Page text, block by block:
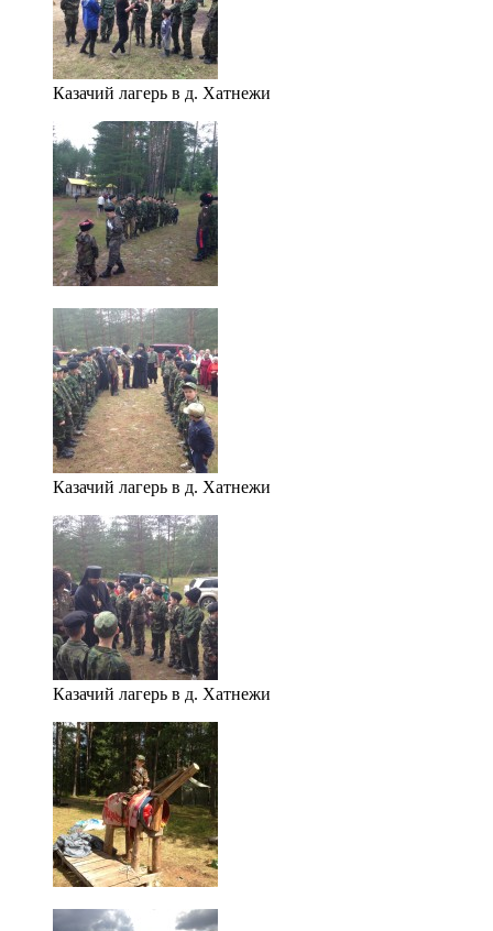
Казачий лагерь в д. Хатнежи
Казачий лагерь в д. Хатнежи
Казачий лагерь в д. Хатнежи